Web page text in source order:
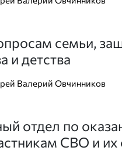
семьи,
и детства
Валерий Овчинников
отдел по
СВО и их